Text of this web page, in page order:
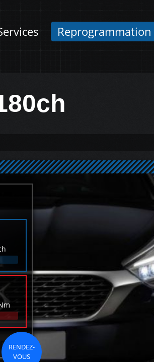
Reprogrammation
RENDEZ-
VOUS